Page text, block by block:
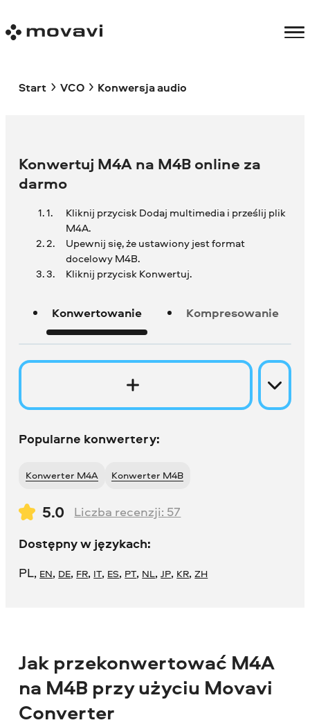
Start VCO Konwersja audio
Konwertuj M4A na M4B online za
darmo
Kliknij przycisk Dodaj multimedia i prześlij plik
M4A.
Upewnij się, że ustawiony jest format
docelowy M4B.
Kliknij przycisk Konwertuj.
Konwertowanie Kompresowanie
Popularne konwertery:
Konwerter M4A Konwerter M4B
5.0 Liczba recenzji: 57
Dostępny w językach:
PL, EN, DE, FR, IT, ES, PT, NL,JP, KR,ZH
Jak przekonwertować M4A
na M4B przy użyciu Movavi
Converter